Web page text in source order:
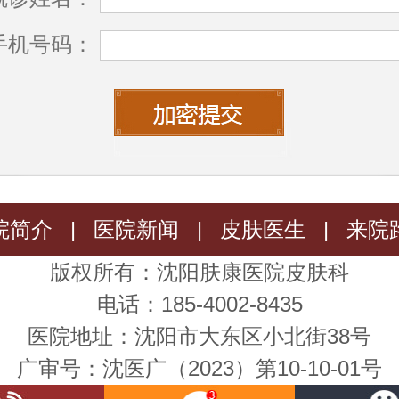
机号码：
简介 | 医院新闻 | 皮肤医生 |
来院
版权所有：沈阳肤康医院皮肤科
电话：185-4002-8435
医院地址：沈阳市大东区小北街38号
广审号：沈医广（2023）第10-10-01号